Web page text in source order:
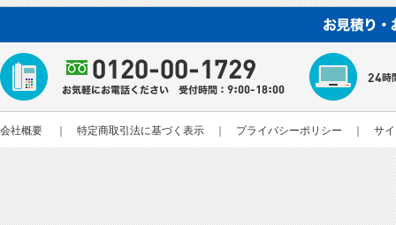
会社概要 ｜ 特定商取引法に基づく表示 ｜ プライバシーポリシー ｜ サ